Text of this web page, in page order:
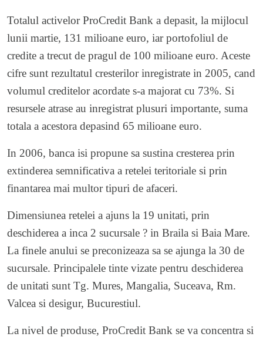
Totalul activelor ProCredit Bank a depasit, la mijlocul
lunii martie, 131 milioane euro, iar portofoliul de
credite a trecut de pragul de 100 milioane euro. Aceste
cifre sunt rezultatul cresterilor inregistrate in 2005, cand
volumul creditelor acordate s-a majorat cu 73%. Si
resursele atrase au inregistrat plusuri importante, suma
totala a acestora depasind 65 milioane euro.
In 2006, banca isi propune sa sustina cresterea prin
extinderea semnificativa a retelei teritoriale si prin
finantarea mai multor tipuri de afaceri.
Dimensiunea retelei a ajuns la 19 unitati, prin
deschiderea a inca 2 sucursale ? in Braila si Baia Mare.
La finele anului se preconizeaza sa se ajunga la 30 de
sucursale. Principalele tinte vizate pentru deschiderea
de unitati sunt Tg. Mures, Mangalia, Suceava, Rm.
Valcea si desigur, Bucurestiul.
La nivel de produse, ProCredit Bank se va concentra si